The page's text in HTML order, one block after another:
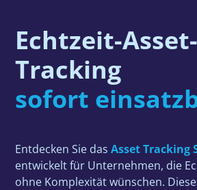
Echtzeit-Asset-
Tracking
sofort
Entdecken Sie dasAsset Tracking
entwickelt für Unternehmen, die
ohne Komplexität wünschen.